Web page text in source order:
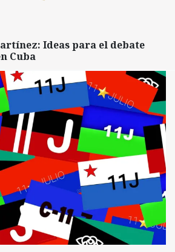
Ideas para el debate
Cuba